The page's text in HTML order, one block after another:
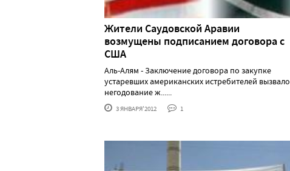
Жители Саудовской Аравии
возмущены подписанием договора с
США
Аль-Алям - Заключение договора по закупке
устаревших американских истребителей вызвало
негодование ж......
3 ЯНВАРЯ'2012 1